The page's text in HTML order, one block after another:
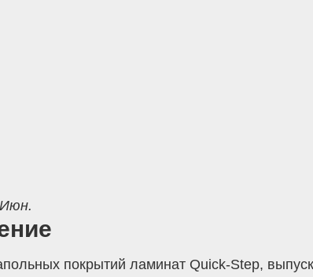
покрытий ламинат Quick-Step,